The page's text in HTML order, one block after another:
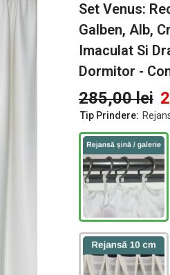
Set Venus:
Galben, Alb,
Imaculat Si
Dormitor -
285,00 lei
Tip Prindere: